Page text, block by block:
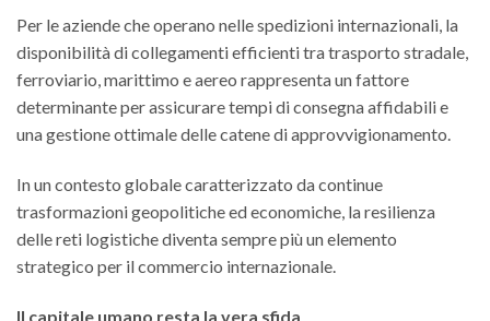
Per le aziende che operano nelle spedizioni internazionali, la
disponibilità di collegamenti efficienti tra trasporto stradale,
ferroviario, marittimo e aereo rappresenta un fattore
determinante per assicurare tempi di consegna affidabili e
una gestione ottimale delle catene di approvvigionamento.
In un contesto globale caratterizzato da continue
trasformazioni geopolitiche ed economiche, la resilienza
delle reti logistiche diventa sempre più un elemento
strategico per il commercio internazionale.
Il capitale umano resta la vera sfida